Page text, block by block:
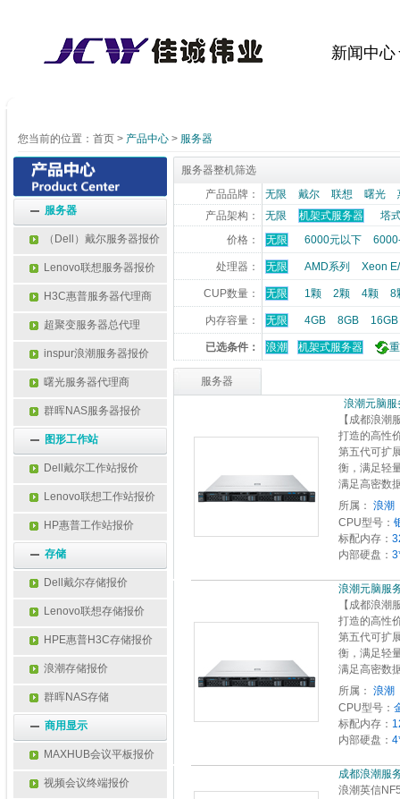
新闻中心
您当前的位置： 首页 > 产品中心 > 服务器
服务器
（Dell）戴尔服务器报价
Lenovo联想服务器报价
H3C惠普服务器代理商
超聚变服务器总代理
inspur浪潮服务器报价
曙光服务器代理商
群晖NAS服务器报价
图形工作站
Dell戴尔工作站报价
Lenovo联想工作站报价
HP惠普工作站报价
存储
Dell戴尔存储报价
Lenovo联想存储报价
HPE惠普H3C存储报价
浪潮存储报价
群晖NAS存储
商用显示
MAXHUB会议平板报价
视频会议终端报价
服务器整机筛选
产品品牌：
无限 戴尔 联想 曙光
产品架构：
无限 机架式服务器
塔
价格：
无限 6000元以下
处理器： 无限 AMD系列 Xeon
CUP数量： 无限 1颗 2颗 4颗 8
内存容量： 无限 4GB 8GB 16GB
已选条件： 浪潮 机架式服务器
服务器
 
【成都浪
打造的高性
第五代可扩
衡，满足轻
满足高密数
所属： 浪潮
CPU型号：
标配内存：
内部硬盘：
浪潮元脑服务
【成都浪
打造的高性
第五代可扩
衡，满足轻
满足高密数
所属： 浪潮
CPU型号：
标配内存：
内部硬盘：
成都浪潮
浪潮英信